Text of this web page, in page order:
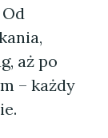
aż po
– każdy